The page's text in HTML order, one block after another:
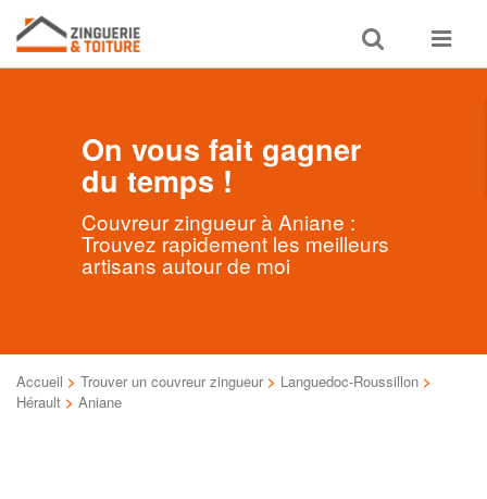
Toggle
search
Toggle
On vous fait gagner
du temps !
Couvreur zingueur à Aniane :
Trouvez rapidement les meilleurs
artisans autour de moi
Accueil > Trouver un couvreur zingueur > Languedoc-Roussillon >
Hérault > Aniane